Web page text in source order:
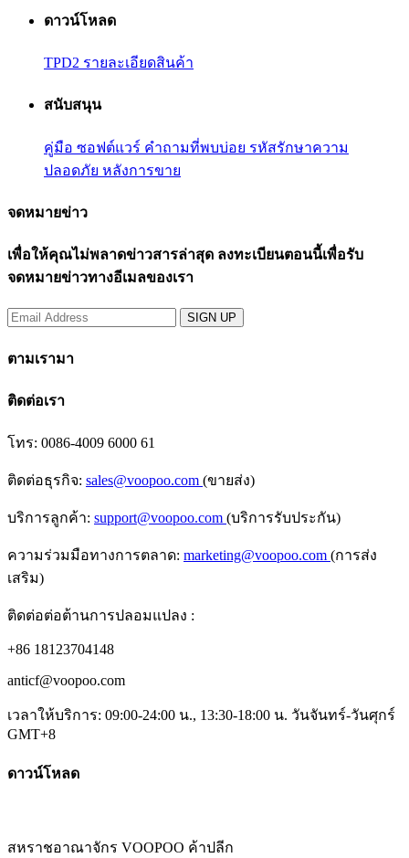
ดาวน์โหลด
TPD2 รายละเอียดสินค้า
สนับสนุน
คู่มือ ซอฟต์แวร์ คำถามที่พบบ่อย รหัสรักษาความ
ปลอดภัย หลังการขาย
จดหมายข่าว
เพื่อให้คุณไม่พลาดข่าวสารล่าสุด ลงทะเบียนตอนนี้เพื่อรับ
จดหมายข่าวทางอีเมลของเรา
ตามเรามา
ติดต่อเรา
โทร: 0086-4009 6000 61
ติดต่อธุรกิจ: sales@voopoo.com (ขายส่ง)
บริการลูกค้า: support@voopoo.com (บริการรับประกัน)
ความร่วมมือทางการตลาด: marketing@voopoo.com (การส่ง
เสริม)
ติดต่อต่อต้านการปลอมแปลง :
+86 18123704148
anticf@voopoo.com
เวลาให้บริการ: 09:00-24:00 น., 13:30-18:00 น. วันจันทร์-วันศุกร์
GMT+8
ดาวน์โหลด
สหราชอาณาจักร VOOPOO ค้าปลีก